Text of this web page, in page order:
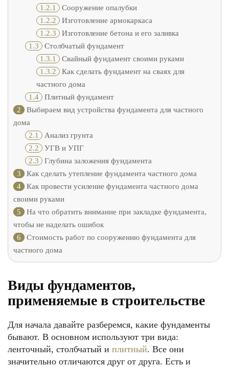
1.2.1
Сооружение опалубки
1.2.2
Изготовление армокаркаса
1.2.3
Изготовление бетона и его заливка
1.3 Столбчатый фундамент
1.3.1
Свайный фундамент своими руками
1.3.2
Как сделать фундамент на сваях для
частного дома
1.4 Плитный фундамент
2
Выбираем вид устройства фундамента для частного
дома
2.1 Анализ грунта
2.2 УГВ и УПГ
2.3 Глубина заложения фундамента
3
Как сделать утепление фундамента частного дома
4
Как провести усиление фундамента частного дома
своими руками
5
На что обратить внимание при закладке фундамента,
чтобы не наделать ошибок
6
Стоимость работ по сооружению фундамента для
частного дома
Виды фундаментов,
применяемые в строительстве
Для начала давайте разберемся, какие фундаменты
бывают. В основном используют три вида:
ленточный, столбчатый и плитный. Все они
значительно отличаются друг от друга. Есть и